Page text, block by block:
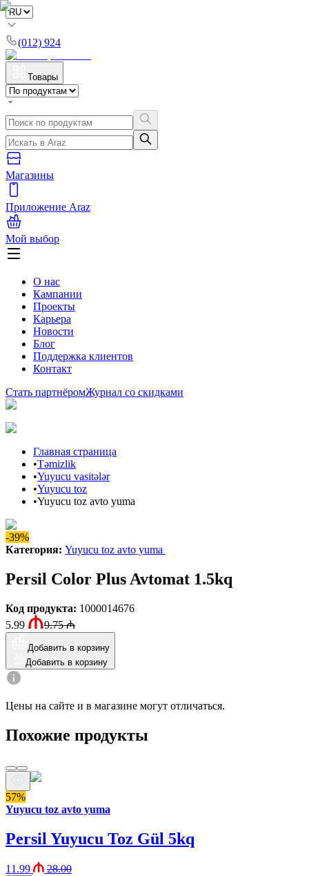
(012) 924
Товары
Магазины
Приложение Araz
Мой выбор
О нас
Кампании
Проекты
Карьера
Новости
Блог
Поддержка клиентов
Контакт
Стать партнёромЖурнал со скидками
Главная страница
•Təmizlik
•Yuyucu vasitələr
•Yuyucu toz
•Yuyucu toz avto yuma
-39%
Категория: Yuyucu toz avto yuma
Persil Color Plus Avtomat 1.5kq
Код продукта: 1000014676
5.99
9.75₼
Добавить в корзину
Добавить в корзину
Цены на сайте и в магазине могут отличаться.
Похожие продукты
57%
Yuyucu toz avto yuma
Persil Yuyucu Toz Gül 5kq
11.99 28.00